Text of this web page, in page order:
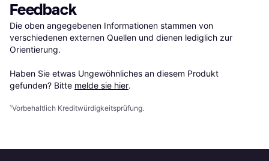
Feedback
Die oben angegebenen Informationen stammen von
verschiedenen externen Quellen und dienen lediglich zur
Orientierung.
Haben Sie etwas Ungewöhnliches an diesem Produkt
gefunden? Bitte melde sie hier.
¹Vorbehaltlich Kreditwürdigkeitsprüfung.